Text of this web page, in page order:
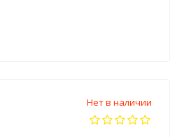
Нет в наличии